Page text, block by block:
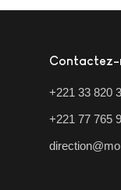
Contactez-
+221 33 820
+221 77 765